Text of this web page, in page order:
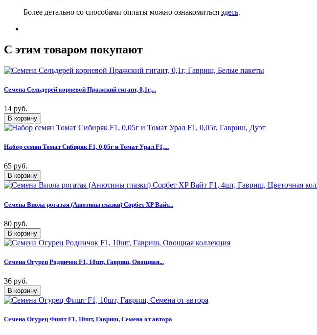
Более детально со способами оплаты можно ознакомиться здесь.
C этим товаром покупают
Семена Сельдерей корневой Пражский гигант, 0,1г,...
14 руб.
Набор семян Томат Сибиряк F1, 0,05г и Томат Урал F1,...
65 руб.
Семена Виола рогатая (Анютины глазки) Сорбет XP Вайт...
80 руб.
Семена Огурец Родничок F1, 10шт, Гавриш, Овощная...
36 руб.
Семена Огурец Фишт F1, 10шт, Гавриш, Семена от автора